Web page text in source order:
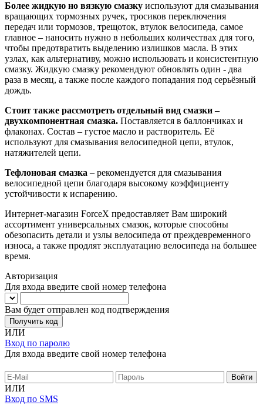
Более жидкую но вязкую смазку используют для смазывания
вращающих тормозных ручек, тросиков переключения
передач или тормозов, трещоток, втулок велосипеда, самое
главное – наносить нужно в небольших количествах для того,
чтобы предотвратить выделению излишков масла. В этих
узлах, как альтернативу, можно использовать и консистентную
смазку. Жидкую смазку рекомендуют обновлять один - два
раза в месяц, а также после каждого попадания под серьёзный
дождь.
Стоит также рассмотреть отдельный вид смазки –
двухкомпонентная смазка. Поставляется в баллончиках и
флаконах. Состав – густое масло и растворитель. Её
используют для смазывания велосипедной цепи, втулок,
натяжителей цепи.
Тефлоновая смазка – рекомендуется для смазывания
велосипедной цепи благодаря высокому коэффициенту
устойчивости к испарению.
Интернет-магазин ForceX предоставляет Вам широкий
ассортимент универсальных смазок, которые способны
обезопасить детали и узлы велосипеда от преждевременного
износа, а также продлят эксплуатацию велосипеда на большее
время.
Авторизация
Для входа введите свой номер телефона
Вам будет отправлен код подтверждения
Получить код
ИЛИ
Вход по паролю
Для входа введите свой номер телефона
ИЛИ
Вход по SMS